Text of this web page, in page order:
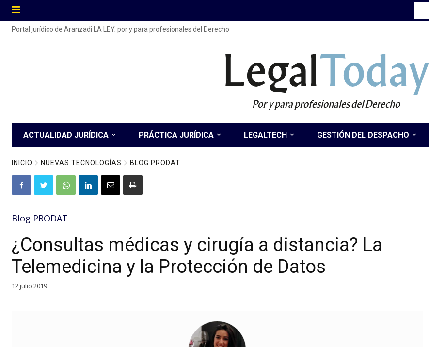
Portal jurídico de Aranzadi LA LEY, por y para profesionales del Derecho
LegalToday
Por y para profesionales del Derecho
ACTUALIDAD JURÍDICA PRÁCTICA JURÍDICA LEGALTECH GESTIÓN DEL DESPACHO
INICIO NUEVAS TECNOLOGÍAS BLOG PRODAT
Blog PRODAT
¿Consultas médicas y cirugía a distancia? La
Telemedicina y la Protección de Datos
12 julio 2019